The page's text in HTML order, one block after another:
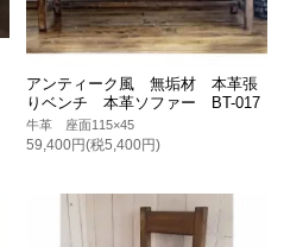
アンティーク風 無垢材 本革張
りベンチ 本革ソファー BT-017
牛革 座面115×45
59,400円(税5,400円)